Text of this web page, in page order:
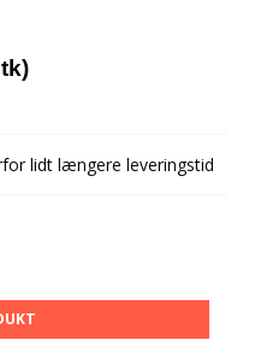
lidt længere leveringstid